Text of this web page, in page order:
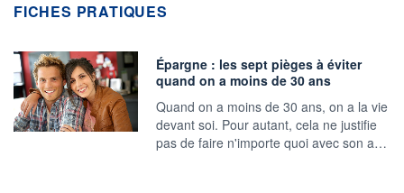
FICHES PRATIQUES
Épargne : les sept pièges à éviter
quand on a moins de 30 ans
Quand on a moins de 30 ans, on a la vie
devant soi. Pour autant, cela ne justifie
pas de faire n'importe quoi avec son a…